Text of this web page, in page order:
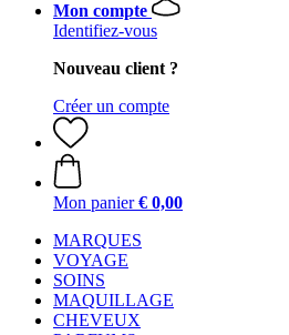
Mon compte
Identifiez-vous
Nouveau client ?
Créer un compte
Mon panier € 0,00
MARQUES
VOYAGE
SOINS
MAQUILLAGE
CHEVEUX